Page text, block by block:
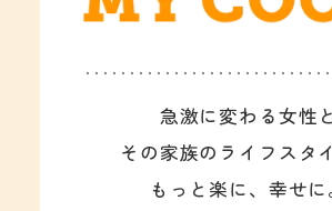
急激に変わる女性と
その家族のライフスタ
もっと楽に、幸せに